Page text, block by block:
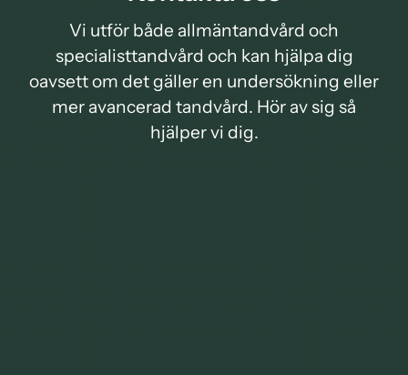
Vi utför både allmäntandvård och
specialisttandvård och kan hjälpa dig
oavsett om det gäller en undersökning eller
mer avancerad tandvård. Hör av sig så
hjälper vi dig.